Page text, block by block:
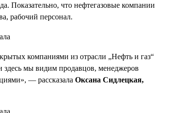
Показательно, что нефтегазовые компании
рабочий персонал.
компаниями из отрасли „Нефть и газ“
здесь мы видим продавцов, менеджеров
— рассказала Оксана Сидлецкая,